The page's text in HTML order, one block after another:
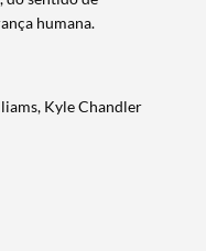
humana.
Kyle Chandler